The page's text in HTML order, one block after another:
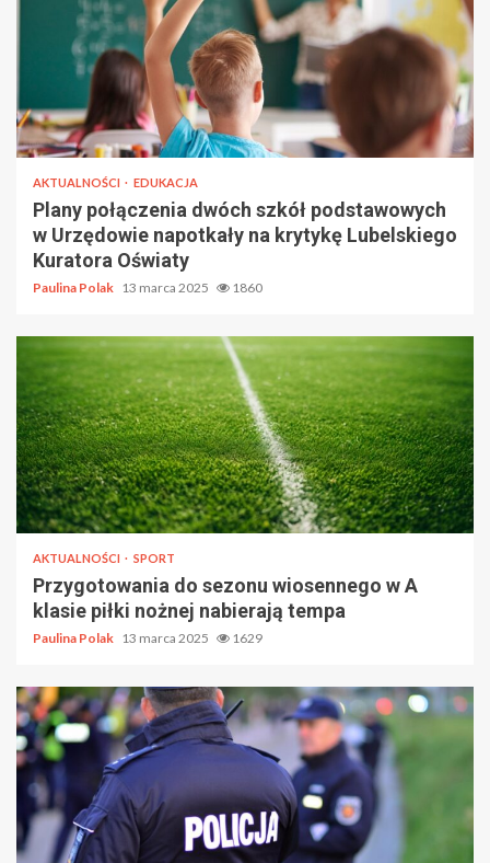
AKTUALNOŚCI EDUKACJA
Plany połączenia dwóch szkół podstawowych
w Urzędowie napotkały na krytykę Lubelskiego
Kuratora Oświaty
Paulina Polak 13 marca 2025 1860
AKTUALNOŚCI SPORT
Przygotowania do sezonu wiosennego w A
klasie piłki nożnej nabierają tempa
Paulina Polak 13 marca 2025 1629